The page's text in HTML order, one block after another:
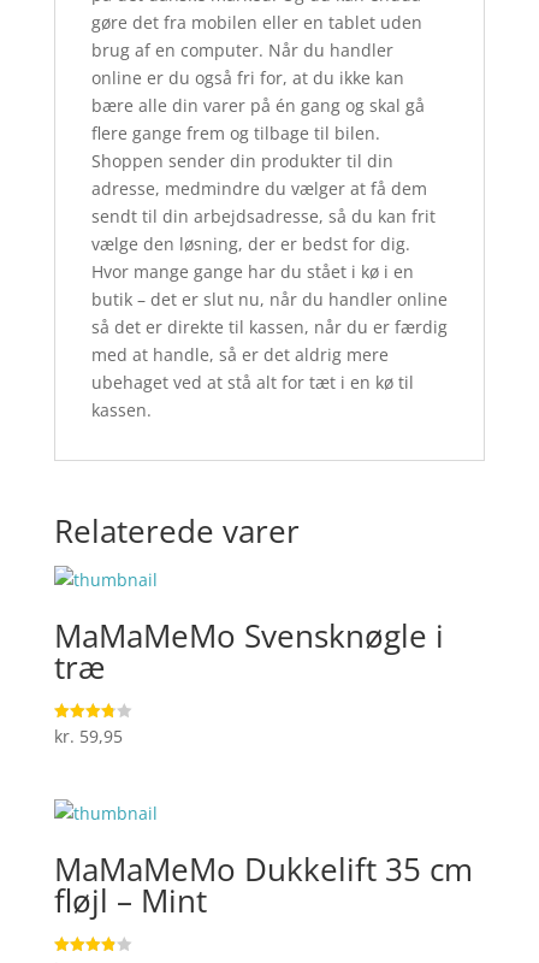
gøre det fra mobilen eller en tablet uden
brug af en computer. Når du handler
online er du også fri for, at du ikke kan
bære alle din varer på én gang og skal gå
flere gange frem og tilbage til bilen.
Shoppen sender din produkter til din
adresse, medmindre du vælger at få dem
sendt til din arbejdsadresse, så du kan frit
vælge den løsning, der er bedst for dig.
Hvor mange gange har du stået i kø i en
butik – det er slut nu, når du handler online
så det er direkte til kassen, når du er færdig
med at handle, så er det aldrig mere
ubehaget ved at stå alt for tæt i en kø til
kassen.
Relaterede varer
MaMaMeMo Svensknøgle i
træ
Vurderet
3.8
kr. 59,95
MaMaMeMo Dukkelift 35 cm
fløjl – Mint